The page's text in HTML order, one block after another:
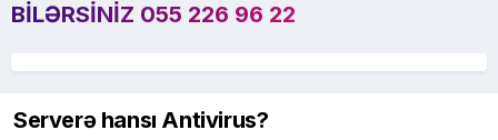
BILƏRSINIZ 055 226 96 22
Serverə hansı Antivirus?